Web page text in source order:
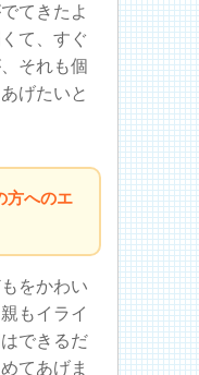
てきたよ
て、すぐ
それも個
げたいと
方へのエ
をかわい
もイライ
できるだ
てあげま